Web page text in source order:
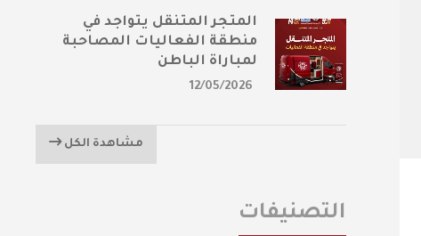
المتجر المتنقل يتواجد في
منطقة الفعاليات المصاحبة
لمباراة الباطن
12/05/2026
مشاهدة الكل
التصنيفات